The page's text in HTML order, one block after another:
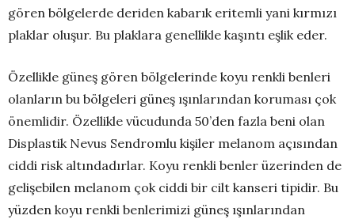
gören bölgelerde deriden kabarık eritemli yani kırmızı
plaklar oluşur. Bu plaklara genellikle kaşıntı eşlik eder.
Özellikle güneş gören bölgelerinde koyu renkli benleri
olanların bu bölgeleri güneş ışınlarından koruması çok
önemlidir. Özellikle vücudunda 50’den fazla beni olan
Displastik Nevus Sendromlu kişiler melanom açısından
ciddi risk altındadırlar. Koyu renkli benler üzerinden de
gelişebilen melanom çok ciddi bir cilt kanseri tipidir. Bu
yüzden koyu renkli benlerimizi güneş ışınlarından